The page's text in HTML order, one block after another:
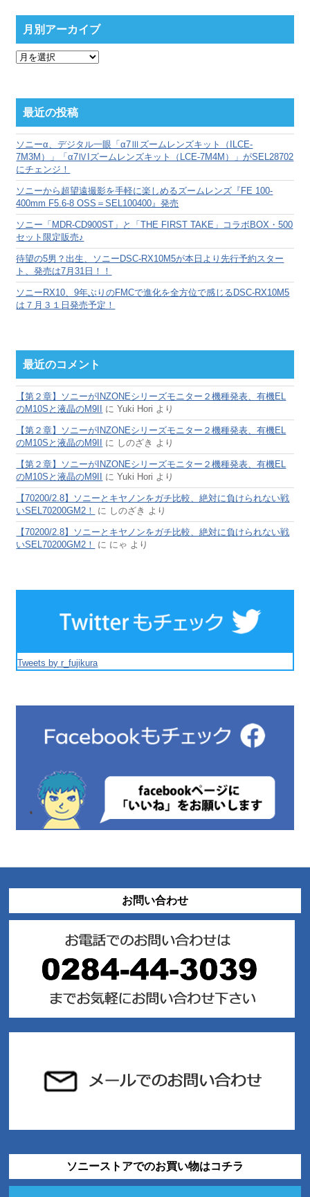
月別アーカイブ
月
ー
カ
ブ
最近の投稿
ソニーα、デジタル一眼「α7Ⅲズームレンズキット（ILCE-
7M3M）」「α7ⅣIズームレンズキット（LCE-7M4M）」がSEL28702
にチェンジ！
ソニーから超望遠撮影を手軽に楽しめるズームレンズ『FE 100-
400mm F5.6-8 OSS＝SEL100400』発売
ソニー「MDR-CD900ST」と「THE FIRST TAKE」コラボBOX・500
セット限定販売♪
待望の5男？出生、ソニーDSC-RX10M5が本日より先行予約スター
ト、発売は7月31日！！
ソニーRX10、9年ぶりのFMCで進化を全方位で感じるDSC-RX10M5
は７月３１日発売予定！
最近のコメント
【第２章】ソニーがINZONEシリーズモニター２機種発表、有機EL
のM10Sと液晶のM9II
にYuki Hori より
【第２章】ソニーがINZONEシリーズモニター２機種発表、有機EL
のM10Sと液晶のM9II
に しのざき より
【第２章】ソニーがINZONEシリーズモニター２機種発表、有機EL
のM10Sと液晶のM9II
にYuki Hori より
【70200/2.8】ソニーとキヤノンをガチ比較、絶対に負けられない戦
いSEL70200GM2！
に しのざき より
【70200/2.8】ソニーとキヤノンをガチ比較、絶対に負けられない戦
いSEL70200GM2！
に にゃ より
Tweets by r_fujikura
お問い合わせ
ソニーストアでのお買い物はコチラ